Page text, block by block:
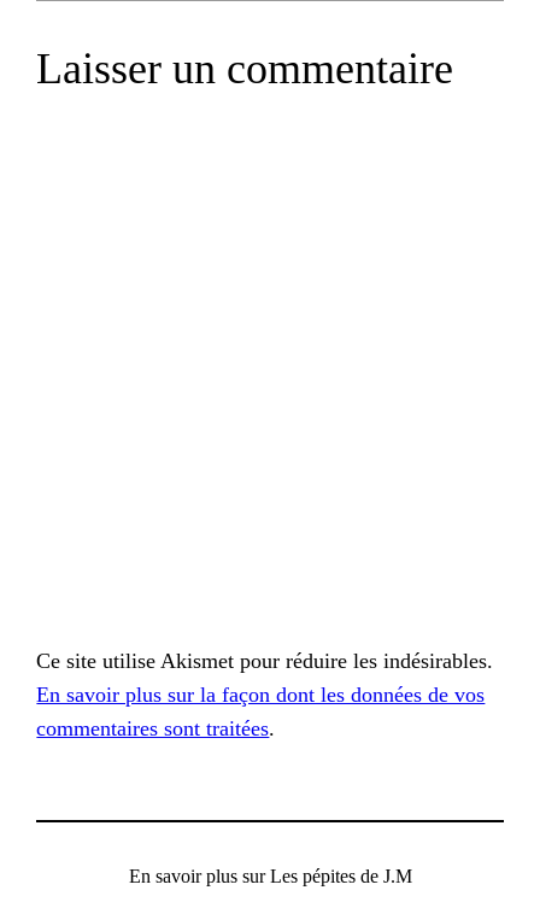
Laisser un commentaire
Ce site utilise Akismet pour réduire les indésirables.
En savoir plus sur la façon dont les données de vos
commentaires sont traitées.
En savoir plus sur Les pépites de J.M